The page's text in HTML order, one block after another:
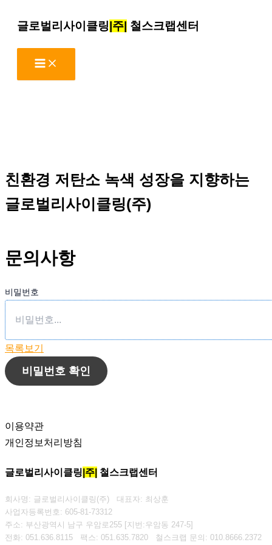
글로벌리사이클링 |주| 철스크랩센터
친환경 저탄소 녹색 성장을 지향하는
글로벌리사이클링(주)
문의사항
비밀번호
목록보기
비밀번호 확인
이용약관
개인정보처리방침
글로벌리사이클링|주| 철스크랩센터
회사명: 글로벌리사이클링(주) 대표자: 최상훈
사업자등록번호: 605-81-73312
주소: 부산광역시 남구 우암로255 [지번:우암동 247-5]
전화: 051.636.8115
팩스: 051.635.7820 철스크랩 문의: 010.8666.2372